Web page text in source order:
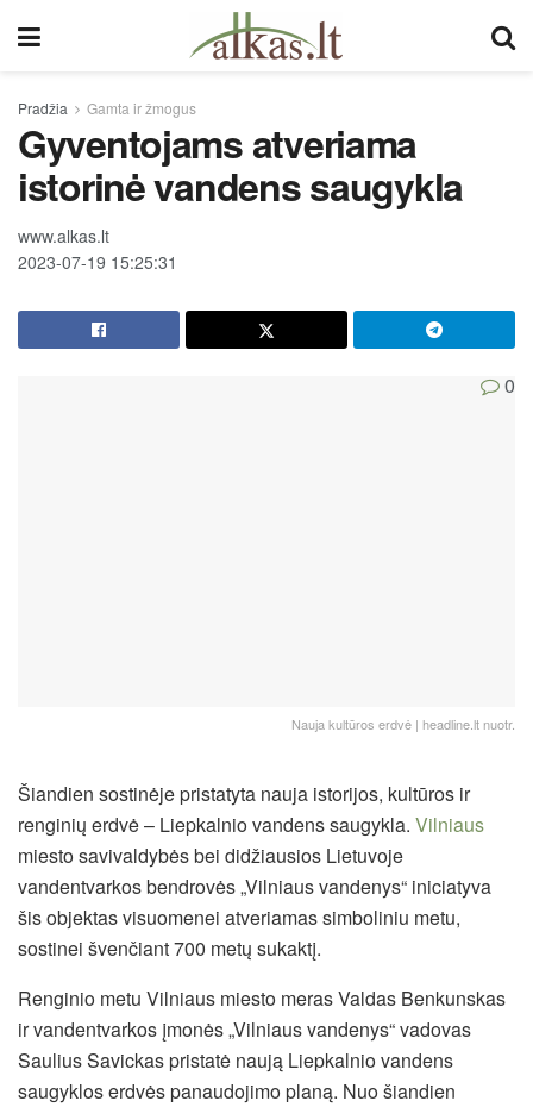
Pradžia Gamta ir žmogus
Gyventojams atveriama
istorinė vandens saugykla
www.alkas.lt
2023-07-19 15:25:31
0
Nauja kultūros erdvė | headline.lt nuotr.
Šiandien sostinėje pristatyta nauja istorijos, kultūros ir
renginių erdvė – Liepkalnio vandens saugykla. Vilniaus
miesto savivaldybės bei didžiausios Lietuvoje
vandentvarkos bendrovės „Vilniaus vandenys“ iniciatyva
šis objektas visuomenei atveriamas simboliniu metu,
sostinei švenčiant 700 metų sukaktį.
Renginio metu Vilniaus miesto meras Valdas Benkunskas
ir vandentvarkos įmonės „Vilniaus vandenys“ vadovas
Saulius Savickas pristatė naują Liepkalnio vandens
saugyklos erdvės panaudojimo planą. Nuo šiandien